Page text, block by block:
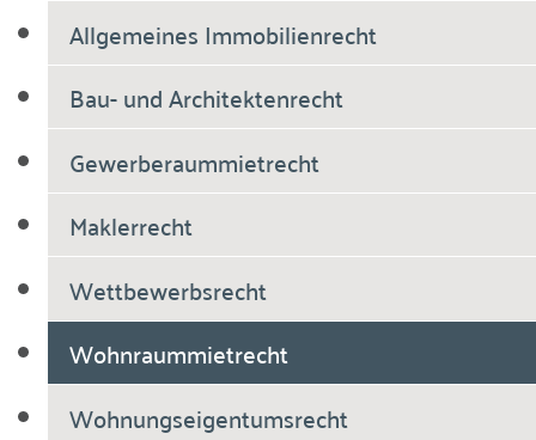
Allgemeines Immobilienrecht
Bau- und Architektenrecht
Gewerberaummietrecht
Maklerrecht
Wettbewerbsrecht
Wohnraummietrecht
Wohnungseigentumsrecht